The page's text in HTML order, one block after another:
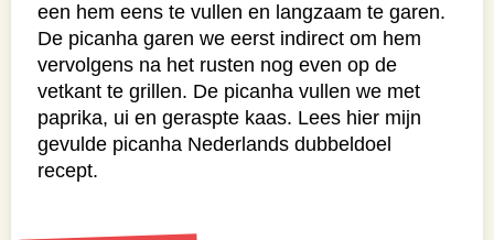
een hem eens te vullen en langzaam te garen.
De picanha garen we eerst indirect om hem
vervolgens na het rusten nog even op de
vetkant te grillen. De picanha vullen we met
paprika, ui en geraspte kaas. Lees hier mijn
gevulde picanha Nederlands dubbeldoel
recept.